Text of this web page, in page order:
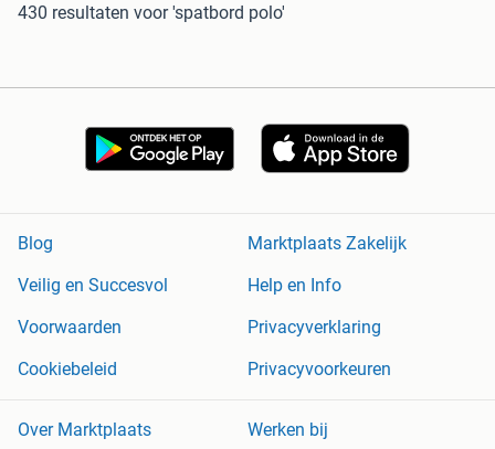
430 resultaten voor 'spatbord polo'
Blog
Marktplaats Zakelijk
Veilig en Succesvol
Help en Info
Voorwaarden
Privacyverklaring
Cookiebeleid
Privacyvoorkeuren
Over Marktplaats Werken bij